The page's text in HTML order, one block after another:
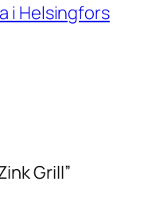
i Helsingfors
Grill”